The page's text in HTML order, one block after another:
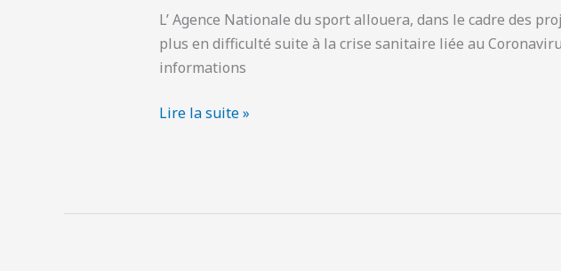
L’ Agence Nationale du sport allouera, dans le cadre des
plus en difficulté suite à la crise sanitaire liée au
informations
Lire la suite »